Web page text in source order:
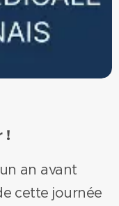
!
an avant
cette journée